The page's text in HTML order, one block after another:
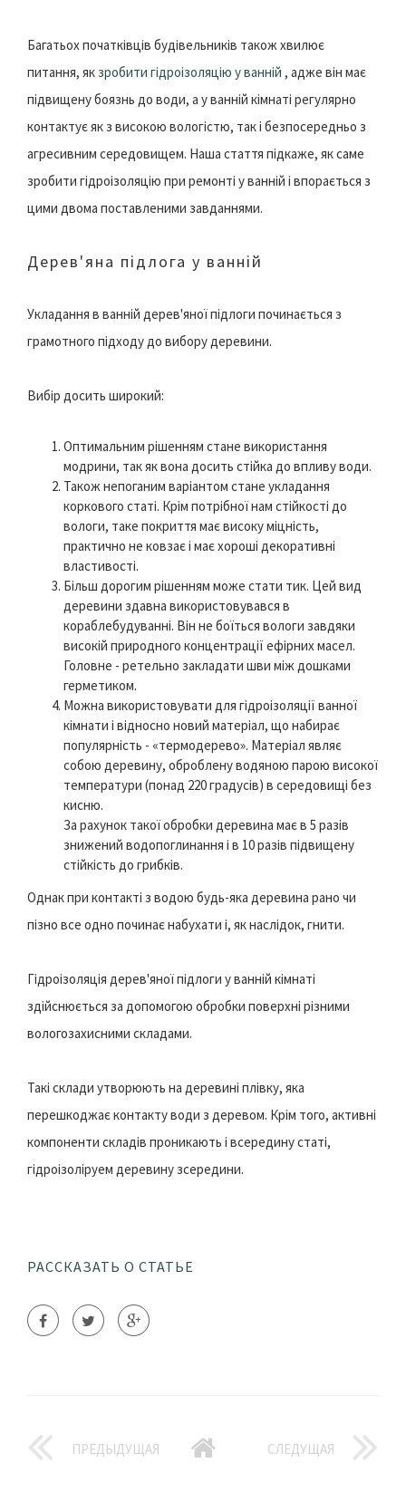
Багатьох початківців будівельників також хвилює
питання, якзробити гідроізоляцію у ванній , адже він має
підвищену боязнь до води, а у ванній кімнаті регулярно
контактує як з високою вологістю, так і безпосередньо з
агресивним середовищем. Наша стаття підкаже, як саме
зробити гідроізоляцію при ремонті у ванній і впорається з
цими двома поставленими завданнями.
Дерев'яна підлога у ванній
Укладання в ванній дерев'яної підлоги починається з
грамотного підходу до вибору деревини.
Вибір досить широкий:
Оптимальним рішенням стане використання
модрини, так як вона досить стійка до впливу води.
Також непоганим варіантом стане укладання
коркового статі. Крім потрібної нам стійкості до
вологи, таке покриття має високу міцність,
практично не ковзає і має хороші декоративні
властивості.
Більш дорогим рішенням може стати тик. Цей вид
деревини здавна використовувався в
кораблебудуванні. Він не боїться вологи завдяки
високій природного концентрації ефірних масел.
Головне - ретельно закладати шви між дошками
герметиком.
Можна використовувати для гідроізоляції ванної
кімнати і відносно новий матеріал, що набирає
популярність - «термодерево». Матеріал являє
собою деревину, оброблену водяною парою високої
температури (понад 220 градусів) в середовищі без
кисню.
За рахунок такої обробки деревина має в 5 разів
знижений водопоглинання і в 10 разів підвищену
стійкість до грибків.
Однак при контакті з водою будь-яка деревина рано чи
пізно все одно починає набухати і, як наслідок, гнити.
Гідроізоляція дерев'яної підлоги у ванній кімнаті
здійснюється за допомогою обробки поверхні різними
вологозахисними складами.
Такі склади утворюють на деревині плівку, яка
перешкоджає контакту води з деревом. Крім того, активні
компоненти складів проникають і всередину статі,
гідроізоліруем деревину зсередини.
РАССКАЗАТЬ О СТАТЬЕ
ПРЕДЫДУЩАЯ СЛЕДУЩАЯ